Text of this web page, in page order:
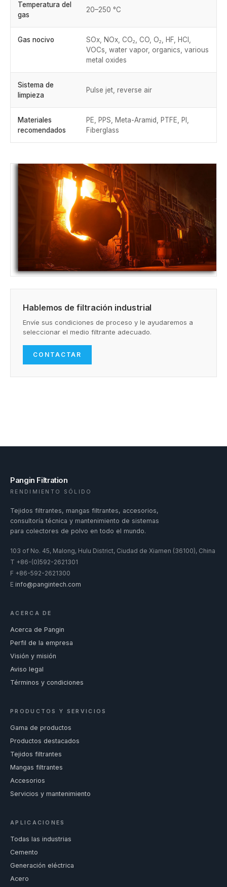
Temperatura del
gas
20–250 °C
Gas nocivo
SOx, NOx, CO₂, CO, O₂, HF, HCl,
VOCs, water vapor, organics, various
metal oxides
Sistema de
limpieza
Pulse jet, reverse air
Materiales
recomendados
PE, PPS, Meta-Aramid, PTFE, PI,
Fiberglass
Hablemos de filtración industrial
Envíe sus condiciones de proceso y le ayudaremos a
seleccionar el medio filtrante adecuado.
CONTACTAR
Pangin Filtration
RENDIMIENTO SÓLIDO
Tejidos filtrantes, mangas filtrantes, accesorios,
consultoría técnica y mantenimiento de sistemas
para colectores de polvo en todo el mundo.
103 of No. 45, Malong, Hulu District, Ciudad de Xiamen (36100), China
T +86-(0)592-2621301
F +86-592-2621300
E info@pangintech.com
ACERCA DE
Acerca de Pangin
Perfil de la empresa
Visión y misión
Aviso legal
Términos y condiciones
PRODUCTOS Y SERVICIOS
Gama de productos
Productos destacados
Tejidos filtrantes
Mangas filtrantes
Accesorios
Servicios y mantenimiento
APLICACIONES
Todas las industrias
Cemento
Generación eléctrica
Acero